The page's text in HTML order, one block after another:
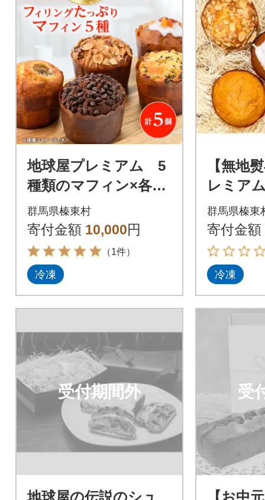
地球屋プレミアム 5
種類のマフィン×各1
個 計5個セット
群馬県榛東村
寄付金額 10,000円
（1件）
冷凍
【無地
レミア
フィン
セット
群馬県榛東
寄付金額
冷凍
受付期間外
地球屋の伝説のシュ
受
【お中